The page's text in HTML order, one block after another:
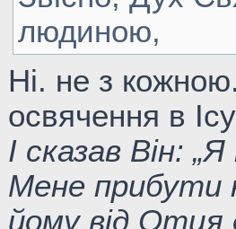
людиною,
Ні. не з
освячення в
І сказав Він:
Мене прибути
йому від Отця